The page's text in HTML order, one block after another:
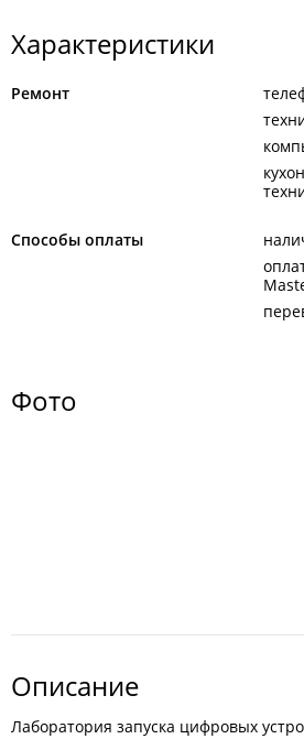
Характеристики
Ремонт
Способы оплаты
Фото
Описание
Лаборатория запуска цифровых